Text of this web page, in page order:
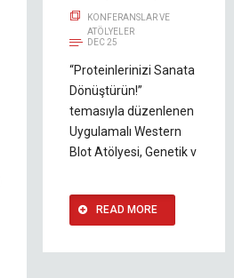
KONFERANSLAR VE
ATÖLYELER
DEC 25
“Proteinlerinizi Sanata
Dönüştürün!”
temasıyla düzenlenen
Uygulamalı Western
Blot Atölyesi, Genetik v
READ MORE